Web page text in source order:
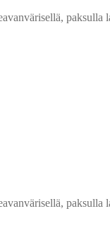
paksulla
paksulla